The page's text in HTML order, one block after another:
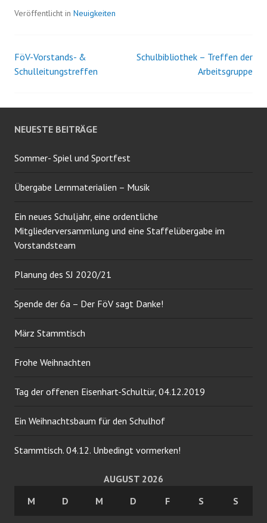
Veröffentlicht in Neuigkeiten
Beitrags-
FöV-Vorstands- &
Schulleitungstreffen
Schulbibliothek – Treffen der
Arbeitsgruppe
NEUESTE BEITRÄGE
Sommer- Spiel und Sportfest
Übergabe Lernmaterialien – Musik
Ein neues Schuljahr, eine ordentliche
Mitgliederversammlung und eine Staffelübergabe im
Vorstandsteam
Planung des SJ 2020/21
Spende der 6a – Der FöV sagt Danke!
März Stammtisch
Frohe Weihnachten
Tag der offenen Eisenhart-Schultür, 04.12.2019
Ein Weihnachtsbaum für den Schulhof
Stammtisch. 04.12. Unbedingt vormerken!
AUGUST 2026
M
D M D F S S